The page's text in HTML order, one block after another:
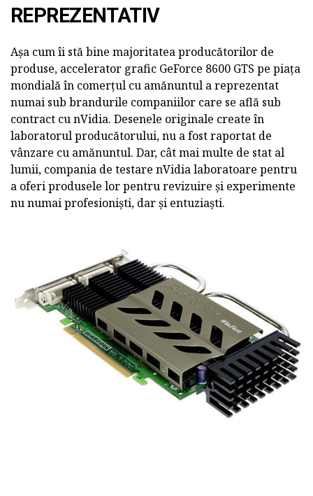
REPREZENTATIV
Așa cum îi stă bine majoritatea producătorilor de
produse, accelerator grafic GeForce 8600 GTS pe piața
mondială în comerțul cu amănuntul a reprezentat
numai sub brandurile companiilor care se află sub
contract cu nVidia. Desenele originale create în
laboratorul producătorului, nu a fost raportat de
vânzare cu amănuntul. Dar, cât mai multe de stat al
lumii, compania de testare nVidia laboratoare pentru
a oferi produsele lor pentru revizuire și experimente
nu numai profesioniști, dar și entuziaști.